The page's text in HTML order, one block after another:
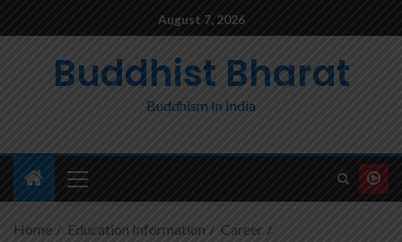
August 7, 2026
Buddhist Bharat
Buddhism In India
Home Education Information
Career